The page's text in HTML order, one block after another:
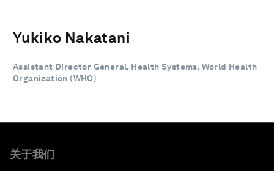
Yukiko Nakatani
Assistant Director General, Health Systems, World Health
Organization (WHO)
关于我们